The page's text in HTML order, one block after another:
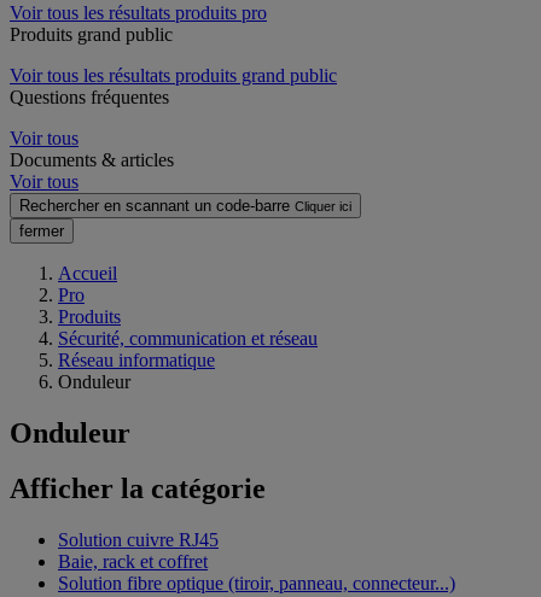
Voir tous les résultats produits pro
Produits grand public
Voir tous les résultats produits grand public
Questions fréquentes
Voir tous
Documents & articles
Voir tous
Rechercher en scannant un code-barre Cliquer ici
fermer
Accueil
Pro
Produits
Sécurité, communication et réseau
Réseau informatique
Onduleur
Onduleur
Afficher la catégorie
Solution cuivre RJ45
Baie, rack et coffret
Solution fibre optique (tiroir, panneau, connecteur...)